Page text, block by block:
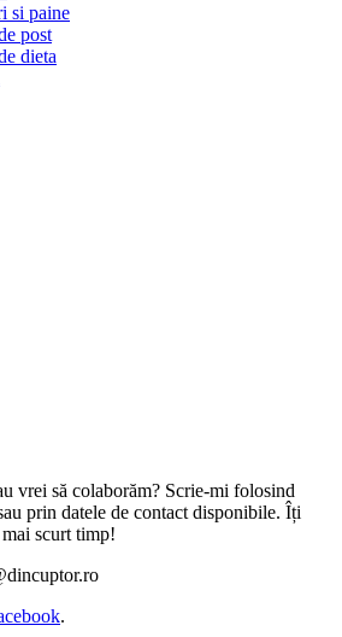
si paine
post
dieta
vrei să colaborăm? Scrie-mi folosind
prin datele de contact disponibile. Îți
scurt timp!
.